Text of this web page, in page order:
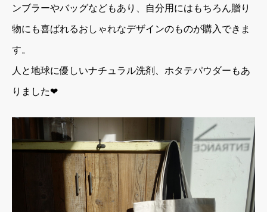
ンブラーやバッグなどもあり、自分用にはもちろん贈り
物にも喜ばれるおしゃれなデザインのものが購入できま
す。
人と地球に優しいナチュラル洗剤、ホタテパウダーもあ
りました❤︎